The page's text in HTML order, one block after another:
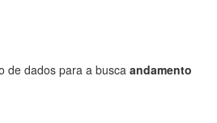
Abertos
de dados para a busca andamento